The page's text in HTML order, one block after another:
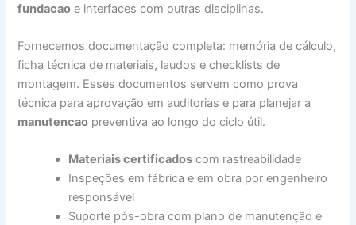
fundacao e interfaces com outras disciplinas.
Fornecemos documentação completa: memória de cálculo,
ficha técnica de materiais, laudos e checklists de
montagem. Esses documentos servem como prova
técnica para aprovação em auditorias e para planejar a
manutencao preventiva ao longo do ciclo útil.
Materiais certificados com rastreabilidade
Inspeções em fábrica e em obra por engenheiro
responsável
Suporte pós-obra com plano de manutenção e